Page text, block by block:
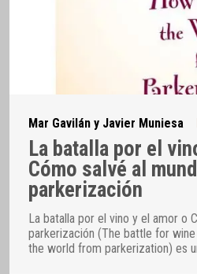
Mar Gavilán y Javier Muniesa
La batalla por el
Cómo salvé al
parkerización
La batalla por el vino y el amor o
parkerización (The battle for
the world from parkerization) es